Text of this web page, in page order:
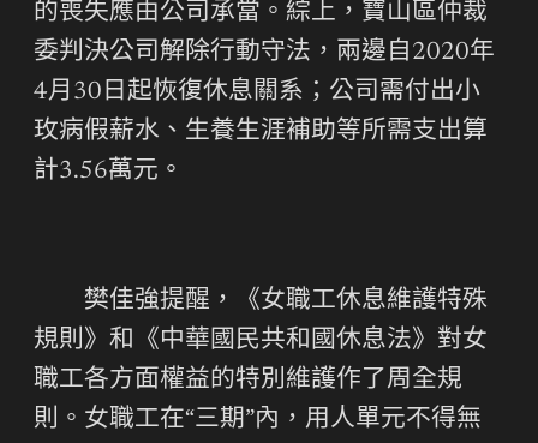
的喪失應由公司承當。綜上，寶山區仲裁
委判決公司解除行動守法，兩邊自2020年
4月30日起恢復休息關系；公司需付出小
玫病假薪水、生養生涯補助等所需支出算
計3.56萬元。
樊佳強提醒，《女職工休息維護特殊
規則》和《中華國民共和國休息法》對女
職工各方面權益的特別維護作了周全規
則。女職工在“三期”內，用人單元不得無